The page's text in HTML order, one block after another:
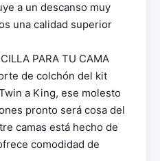
a un descanso muy
una calidad superior
PARA TU CAMA
de colchón del kit
a King, ese molesto
pronto será cosa del
camas está hecho de
comodidad de